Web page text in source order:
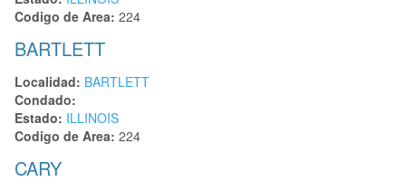
Codigo de Area: 224
BARTLETT
Localidad: BARTLETT
Condado:
Estado: ILLINOIS
Codigo de Area: 224
CARY